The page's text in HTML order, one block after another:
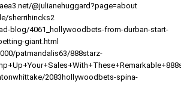
@julianehuggard?page=about
sherrihincks2
blog/4061_hollywoodbets-from-durban-start-
giant.html
patmandalis63/888starz-
2083hollywoodbets-spina-